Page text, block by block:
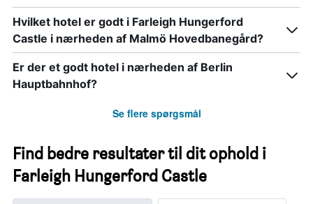
Hvilket hotel er godt i Farleigh Hungerford
Castle i nærheden af Malmö Hovedbanegård?
Er der et godt hotel i nærheden af Berlin
Hauptbahnhof?
Se flere spørgsmål
Find bedre resultater til dit ophold i
Farleigh Hungerford Castle